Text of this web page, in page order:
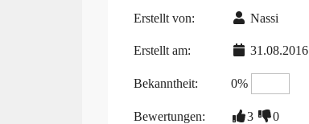
Erstellt von: Nassi
Erstellt am: 31.08.2016
Bekanntheit: 0%
Bewertungen: 3 0